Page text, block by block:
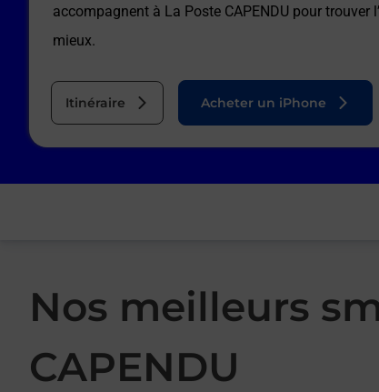
accompagnent à La Poste CAPENDU pour trouver
mieux.
Itinéraire Acheter un iPhone
Nos meilleurs
CAPENDU